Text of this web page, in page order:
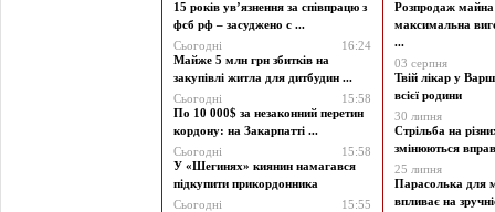
15 років ув’язнення за співпрацю з
фсб рф – засуджено с ...
Сьогодні
16:24
Майже 5 млн грн збитків на
закупівлі житла для дитбудин ...
Сьогодні
15:58
По 10 000$ за незаконний перетин
кордону: на Закарпатті ...
Сьогодні
15:58
У «Шегинях» киянин намагався
підкупити прикордонника
Сьогодні
15:55
Розпродаж майна
максимальна
...
03 серпня
Твій лікар у
всієї родини
30 липня
Стрільба на
змінюються
25 липня
Парасолька для
впливає на